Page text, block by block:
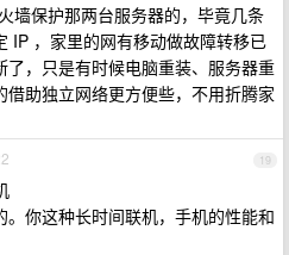
墙保护那两台服务器的，毕竟几条
IP ，家里的网有移动做故障转移已
，只是有时候电脑重装、服务器重
助独立网络更方便些，不用折腾家
19
你这种长时间联机，手机的性能和